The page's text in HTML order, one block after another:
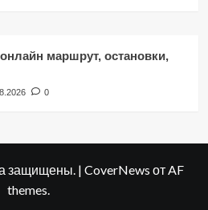
маршрут, остановки,
0
защищены. | CoverNews от AF
themes.